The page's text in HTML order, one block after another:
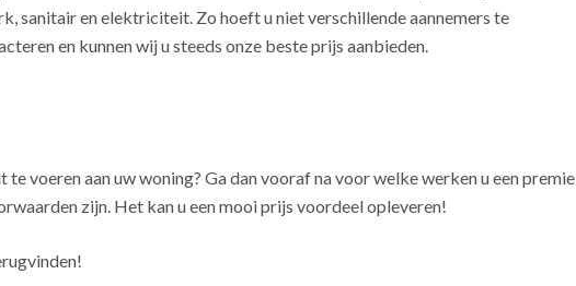
sanitair en elektriciteit. Zo hoeft u niet verschillende aannemers te
en kunnen wij u steeds onze beste prijs aanbieden.
te voeren aan uw woning? Ga dan vooraf na voor welke werken u een premie
zijn. Het kan u een mooi prijs voordeel opleveren!